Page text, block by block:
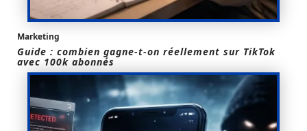
Marketing
Guide : combien gagne-t-on réellement sur TikTok
avec 100k abonnés